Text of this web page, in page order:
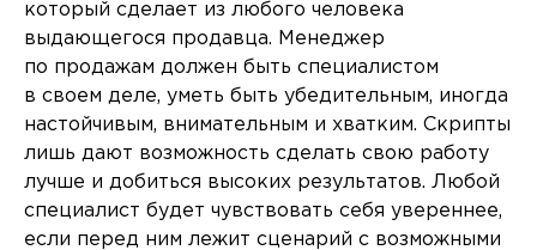
который сделает из любого человека
выдающегося продавца. Менеджер
по продажам должен быть специалистом
в своем деле, уметь быть убедительным, иногда
настойчивым, внимательным и хватким. Скрипты
лишь дают возможность сделать свою работу
лучше и добиться высоких результатов. Любой
специалист будет чувствовать себя увереннее,
если перед ним лежит сценарий с возможными